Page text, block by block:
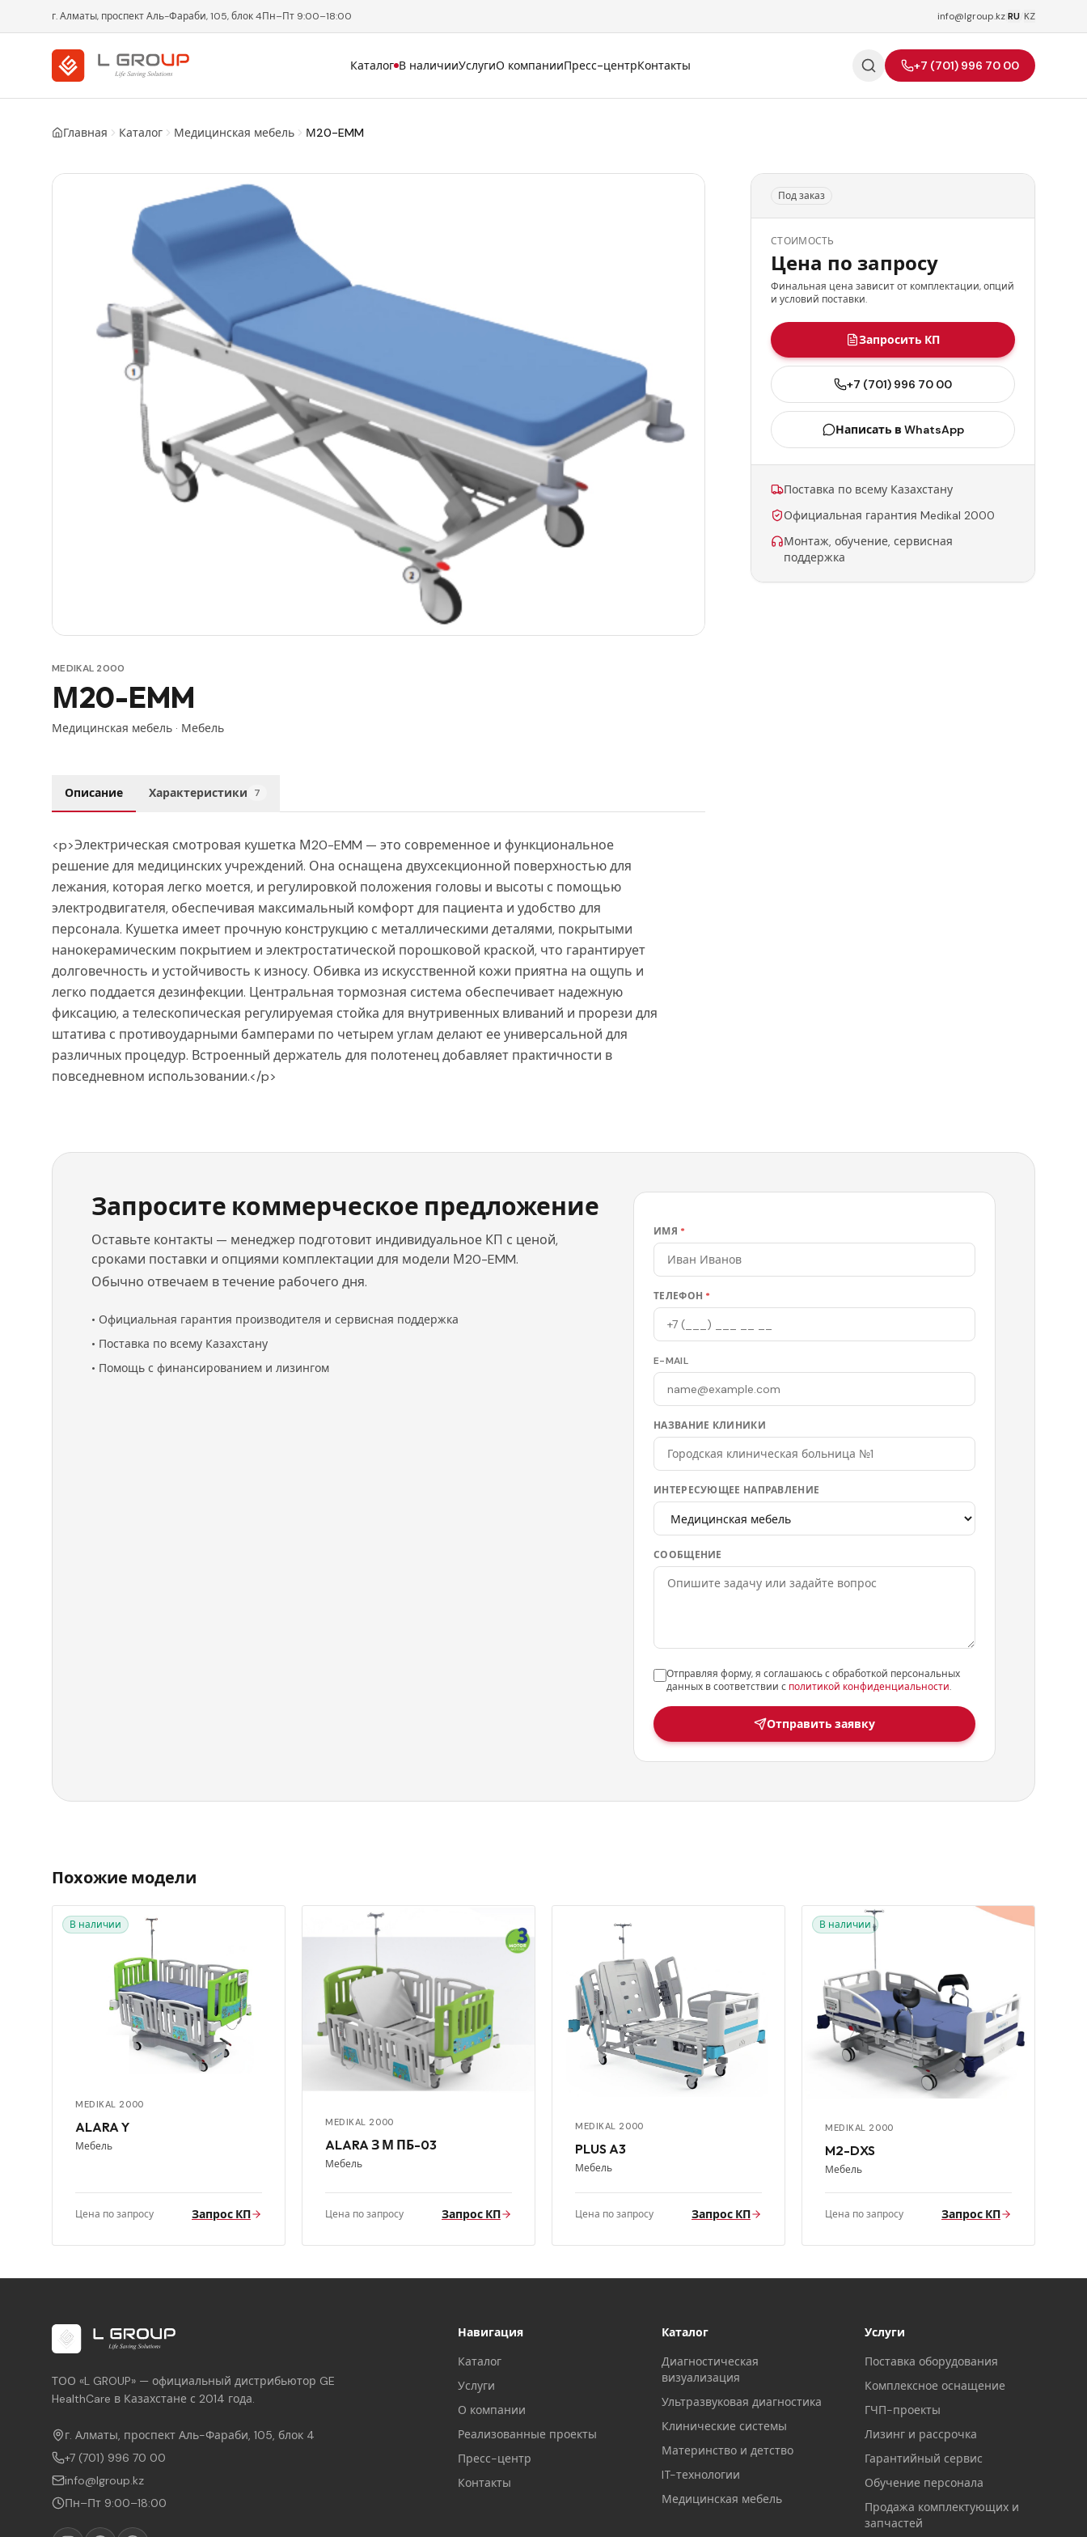
г. Алматы, проспект Аль-Фараби, 105, блок 4Пн–Пт 9:00–18:00 info@lgroup.kzRU KZ
Каталог В наличииУслугиО компанииПресс-центрКонтакты +7 (701) 996 70 00
Главная Каталог Медицинская мебель М20-EMM
MEDIKAL 2000
М20-EMM
Медицинская мебель · Мебель
Описание Характеристики 7
<p>Электрическая смотровая кушетка М20-EMM — это современное и функциональное
решение для медицинских учреждений. Она оснащена двухсекционной поверхностью для
лежания, которая легко моется, и регулировкой положения головы и высоты с помощью
электродвигателя, обеспечивая максимальный комфорт для пациента и удобство для
персонала. Кушетка имеет прочную конструкцию с металлическими деталями, покрытыми
нанокерамическим покрытием и электростатической порошковой краской, что гарантирует
долговечность и устойчивость к износу. Обивка из искусственной кожи приятна на ощупь и
легко поддается дезинфекции. Центральная тормозная система обеспечивает надежную
фиксацию, а телескопическая регулируемая стойка для внутривенных вливаний и прорези для
штатива с противоударными бамперами по четырем углам делают ее универсальной для
различных процедур. Встроенный держатель для полотенец добавляет практичности в
повседневном использовании.</p>
Под заказ
СТОИМОСТЬ
Цена по запросу
Финальная цена зависит от комплектации, опций
и условий поставки.
Запросить КП
+7 (701) 996 70 00
Написать в WhatsApp
Поставка по всему Казахстану
Официальная гарантия Medikal 2000
Монтаж, обучение, сервисная
поддержка
Запросите коммерческое предложение
Оставьте контакты — менеджер подготовит индивидуальное КП с ценой,
сроками поставки и опциями комплектации для модели М20-EMM.
Обычно отвечаем в течение рабочего дня.
• Официальная гарантия производителя и сервисная поддержка
• Поставка по всему Казахстану
• Помощь с финансированием и лизингом
ИМЯ *
ТЕЛЕФОН *
E-MAIL
НАЗВАНИЕ КЛИНИКИ
ИНТЕРЕСУЮЩЕЕ НАПРАВЛЕНИЕ
СООБЩЕНИЕ
Отправляя форму, я соглашаюсь с обработкой персональных
данных в соответствии с политикой конфиденциальности.
Отправить заявку
Похожие модели
В наличии
MEDIKAL 2000
ALARA Y
Мебель
Цена по запросу Запрос КП
MEDIKAL 2000
ALARA З М ПБ-03
Мебель
Цена по запросу Запрос КП
MEDIKAL 2000
PLUS A3
Мебель
Цена по запросу Запрос КП
В наличии
MEDIKAL 2000
M2-DXS
Мебель
Цена по запросу Запрос КП
ТОО «L GROUP» — официальный дистрибьютор GE
HealthCare в Казахстане с 2014 года.
г. Алматы, проспект Аль-Фараби, 105, блок 4
+7 (701) 996 70 00
info@lgroup.kz
Пн–Пт 9:00–18:00
Навигация
Каталог
Услуги
О компании
Реализованные проекты
Пресс-центр
Контакты
Каталог
Диагностическая
визуализация
Ультразвуковая диагностика
Клинические системы
Материнство и детство
IT-технологии
Медицинская мебель
Услуги
Поставка оборудования
Комплексное оснащение
ГЧП-проекты
Лизинг и рассрочка
Гарантийный сервис
Обучение персонала
Продажа комплектующих и
запчастей